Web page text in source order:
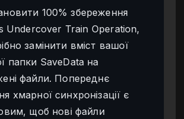
100% збереження
Undercover Train Operation,
замінити вміст вашої
папки SaveData на
файли. Попереднє
хмарної синхронізації є
щоб нові файли